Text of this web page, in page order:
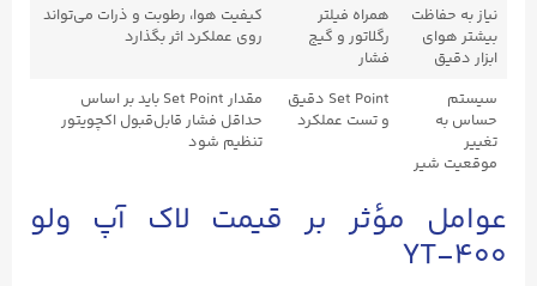
نیاز به حفاظت
بیشتر هوای
ابزار دقیق
همراه فیلتر
رگلاتور و گیج
فشار
کیفیت هوا، رطوبت و ذرات می‌تواند
روی عملکرد اثر بگذارد
سیستم
حساس به
تغییر
موقعیت شیر
Set Point دقیق
و تست عملکرد
مقدار Set Point باید بر اساس
حداقل فشار قابل‌قبول اکچویتور
تنظیم شود
عوامل مؤثر بر قیمت لاک آپ ولو
YT-۴۰۰